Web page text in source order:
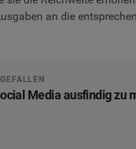
an die
Media ausfindig zu